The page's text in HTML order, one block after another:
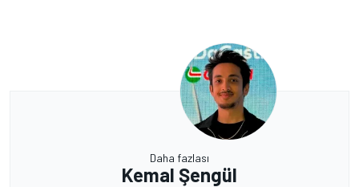
Daha fazlası
Kemal Şengül